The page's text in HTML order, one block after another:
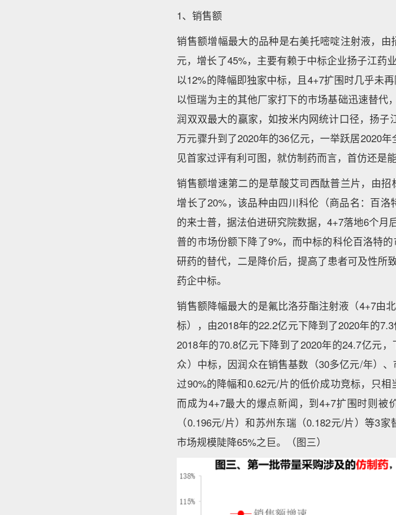
1、销售额
销售额增幅最大的品种是右美托嘧啶注射液，
元，增长了45%，主要有赖于中标企业扬子江药
以12%的降幅即独家中标，且4+7扩围时几乎未
以恒瑞为主的其他厂家打下的市场基础迅速替代
润双双最大的赢家，如按米内网统计口径，扬
万元骤升到了2020年的36亿元，一举跃居2020
见首家过评有利可图，就仿制药而言，首仿还是能
销售额增速第二的是草酸艾司西酞普兰片，由招
增长了20%，该品种由四川科伦（商品名：百
的来士普，据法伯进研究院数据，4+7落地6个
普的市场份额下降了9%，而中标的科伦百洛特
研药的替代，二是降价后，提高了患者可及性所
药企中标。
销售额降幅最大的是氟比洛芬酯注射液（4+7由
标），由2018年的22.2亿元下降到了2020年的
2018年的70.8亿元下降到了2020年的24.7亿元
众）中标，因润众在销售基数（30多亿元/年）
过90%的降幅和0.62元/片的低价成功竞标，只
而成为4+7最大的爆点新闻，到4+7扩围时则
（0.196元/片）和苏州东瑞（0.182元/片）等3
市场规模陡降65%之巨。（图三）